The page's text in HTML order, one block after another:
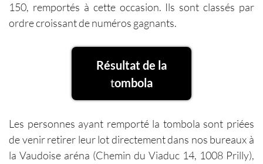
150, remportés à cette occasion. Ils sont classés par
ordre croissant de numéros gagnants.
Résultat de la
tombola
Les personnes ayant remporté la tombola sont priées
de venir retirer leur lot directement dans nos bureaux à
la Vaudoise aréna (Chemin du Viaduc 14, 1008 Prilly),